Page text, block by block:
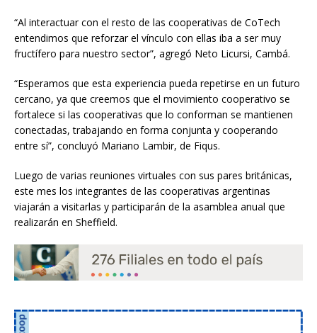
“Al interactuar con el resto de las cooperativas de CoTech
entendimos que reforzar el vínculo con ellas iba a ser muy
fructífero para nuestro sector”, agregó Neto Licursi, Cambá.
“Esperamos que esta experiencia pueda repetirse en un futuro
cercano, ya que creemos que el movimiento cooperativo se
fortalece si las cooperativas que lo conforman se mantienen
conectadas, trabajando en forma conjunta y cooperando
entre sí”, concluyó Mariano Lambir, de Fiqus.
Luego de varias reuniones virtuales con sus pares británicas,
este mes los integrantes de las cooperativas argentinas
viajarán a visitarlas y participarán de la asamblea anual que
realizarán en Sheffield.